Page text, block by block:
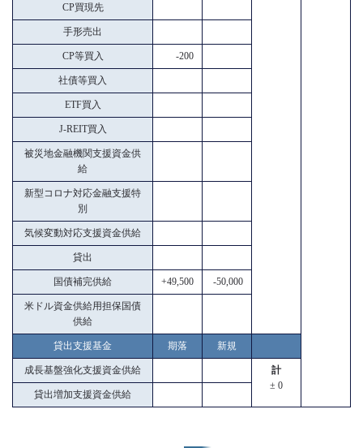
CP買現先
手形売出
CP等買入 -200
社債等買入
ETF買入
J-REIT買入
被災地金融機関支援資金供
給
新型コロナ対応金融支援特
別
気候変動対応支援資金供給
貸出
国債補完供給 +49,500 -50,000
米ドル資金供給用担保国債
供給
貸出支援基金 期落 新規
成長基盤強化支援資金供給
計
± 0
貸出増加支援資金供給